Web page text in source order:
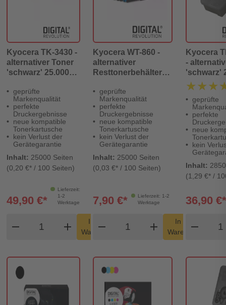
Kyocera TK-3430 -
alternativer Toner
'schwarz' 25.000
Revolution
geprüfte
Markenqualität
perfekte
Druckergebnisse
neue kompatible
Tonerkartusche
kein Verlust der
Gerätegarantie
Inhalt: 25000 Seiten
(0,20 €* / 100 Seiten)
Lieferzeit:
1-2
Werktage
49,90 €*
remove
Produkt Warenkorb Menge
add
In den
Warenkorb
shopping_cart
Kyocera WT-860 -
alternativer
Resttonerbehälter
Digital Revolution
geprüfte
Markenqualität
perfekte
Druckergebnisse
neue kompatible
Tonerkartusche
kein Verlust der
Gerätegarantie
Inhalt: 25000 Seiten
(0,03 €* / 100 Seiten)
Lieferzeit: 1-2
Werktage
7,90 €*
remove
Produkt Warenkorb
add
In den
Warenkorb
Kyocera
-
'schwarz'
Seiten -
geprüfte
perfekte
neue
kein
Inhalt:
(1,29 €* /
36,90 €*
remove